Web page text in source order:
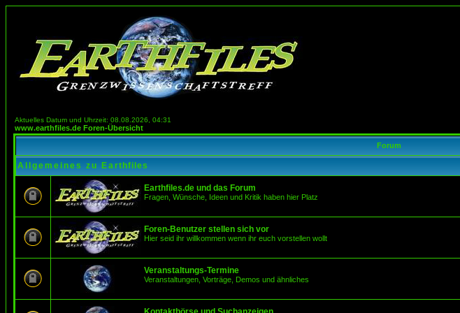
Aktuelles Datum und Uhrzeit: 08.08.2026, 04:31
www.earthfiles.de Foren-Übersicht
Forum
Allgemeines zu Earthfiles
Earthfiles.de und das Forum
Fragen, Wünsche, Ideen und Kritik haben hier Platz
Foren-Benutzer stellen sich vor
Hier seid ihr willkommen wenn ihr euch vorstellen wollt
Veranstaltungs-Termine
Veranstaltungen, Vorträge, Demos und ähnliches